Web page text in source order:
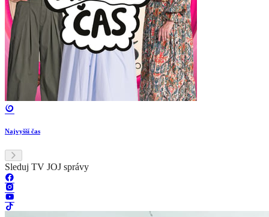
Najvyšší čas
Sleduj TV JOJ správy